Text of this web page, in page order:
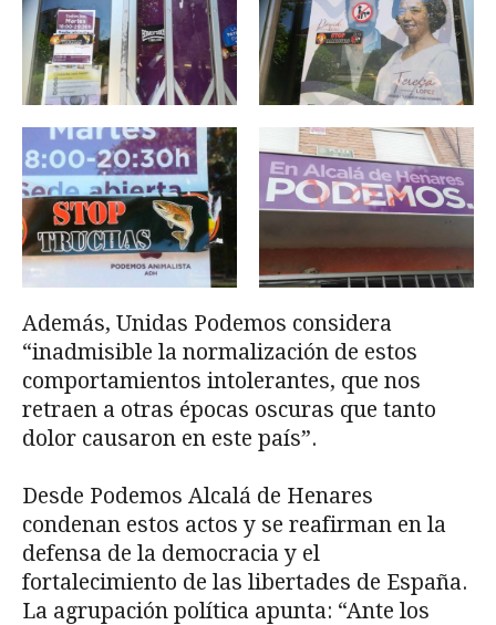
Además, Unidas Podemos considera
“inadmisible la normalización de estos
comportamientos intolerantes, que nos
retraen a otras épocas oscuras que tanto
dolor causaron en este país”.
Desde Podemos Alcalá de Henares
condenan estos actos y se reafirman en la
defensa de la democracia y el
fortalecimiento de las libertades de España.
La agrupación política apunta: “Ante los